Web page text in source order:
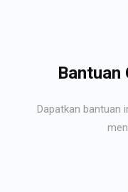
Bantuan
Dapatkan bantuan